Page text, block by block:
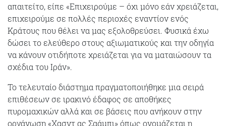
απαιτείτο, είπε «Επιχειρούμε – όχι μόνο εάν χρειάζεται,
επιχειρούμε σε πολλές περιοχές εναντίον ενός
Κράτους που θέλει να μας εξολοθρεύσει. Φυσικά έχω
δώσει το ελεύθερο στους αξιωματικούς και την οδηγία
να κάνουν οτιδήποτε χρειάζεται για να ματαιώσουν τα
σχέδια του Ιράν».
Το τελευταίο διάστημα πραγματοποιήθηκε μια σειρά
επιθέσεων σε ιρακινό έδαφος σε αποθήκες
πυρομαχικών αλλά και σε βάσεις που ανήκουν στην
οργάνωση «Χασντ ας Σαάμπι» όπως ονομάζεται η